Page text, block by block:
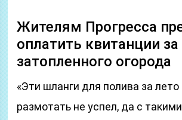
Жителям Прогресса
оплатить квитанции
затопленного огорода
«Эти шланги для полива за лето
размотать не успел, да с